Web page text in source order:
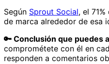
Según Sprout Social, el
de marca alrededor de esa
🔑 Conclusión que puedes
comprométete con él en
responden a comentarios